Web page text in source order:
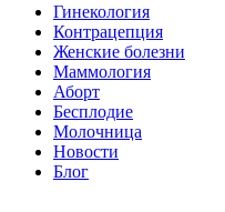
Гинекология
Контрацепция
Женские болезни
Маммология
Аборт
Бесплодие
Молочница
Новости
Блог